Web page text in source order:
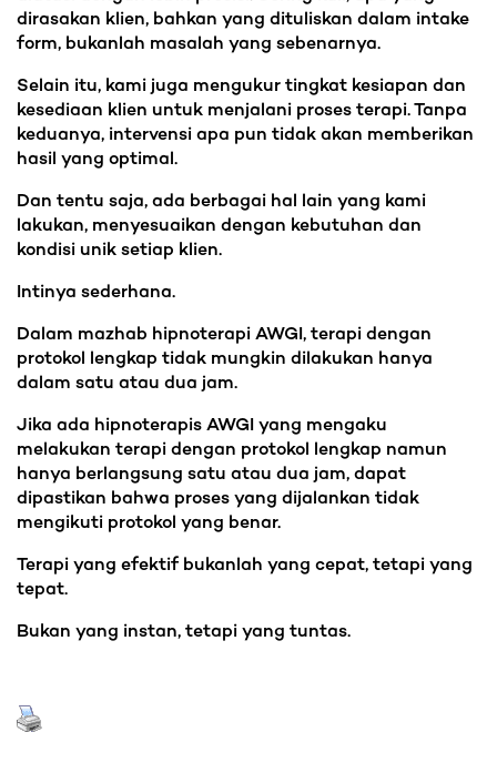
dirasakan klien, bahkan yang dituliskan dalam intake
form, bukanlah masalah yang sebenarnya.
Selain itu, kami juga mengukur tingkat kesiapan dan
kesediaan klien untuk menjalani proses terapi. Tanpa
keduanya, intervensi apa pun tidak akan memberikan
hasil yang optimal.
Dan tentu saja, ada berbagai hal lain yang kami
lakukan, menyesuaikan dengan kebutuhan dan
kondisi unik setiap klien.
Intinya sederhana.
Dalam mazhab hipnoterapi AWGI, terapi dengan
protokol lengkap tidak mungkin dilakukan hanya
dalam satu atau dua jam.
Jika ada hipnoterapis AWGI yang mengaku
melakukan terapi dengan protokol lengkap namun
hanya berlangsung satu atau dua jam, dapat
dipastikan bahwa proses yang dijalankan tidak
mengikuti protokol yang benar.
Terapi yang efektif bukanlah yang cepat, tetapi yang
tepat.
Bukan yang instan, tetapi yang tuntas.